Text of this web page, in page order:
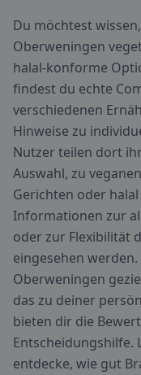
Du möchtest
Oberweningen
halal-konforme
findest du echte
verschiedenen
Hinweise zu
Nutzer teilen dort
Auswahl, zu
Gerichten oder
Informationen zur
oder zur Flexibilität
eingesehen
Oberweningen
das zu deiner
bieten dir die
Entscheidungshilfe.
entdecke, wie gut